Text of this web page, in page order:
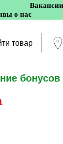
Вакансии
о нас
товар